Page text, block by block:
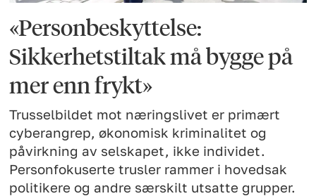
«Personbeskyttelse:
Sikkerhetstiltak må bygge på
mer enn frykt»
Trusselbildet mot næringslivet er primært
cyberangrep, økonomisk kriminalitet og
påvirkning av selskapet, ikke individet.
Personfokuserte trusler rammer i hovedsak
politikere og andre særskilt utsatte grupper.